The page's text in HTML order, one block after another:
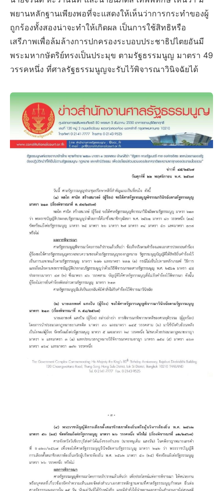
พยานหลักฐานเพียงพอที่จะแสดงให้เห็นว่าการกระทำของผู้
ถูกร้องทั้งสองน่าจะทำให้เกิดผล เป็นการใช้สิทธิหรือ
เสรีภาพเพื่อล้มล้างการปกครองระบอบประชาธิปไตยอันมี
พระมหากษัตริย์ทรงเป็นประมุข ตามรัฐธรรมนูญ มาตรา 49
วรรคหนึ่ง ที่ศาลรัฐธรรมนูญจะรับไว้พิจารณาวินิจฉัยได้